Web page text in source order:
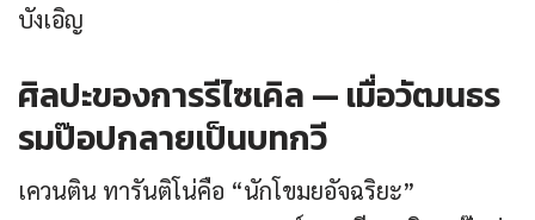
บังเอิญ
ศิลปะของการรีไซเคิล — เมื่อวัฒนธร
รมป๊อปกลายเป็นบทกวี
เควนติน ทารันติโน่คือ “นักโขมยอัจฉริยะ”